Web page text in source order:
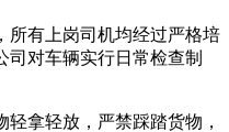
所有上岗司机均经过严格培
对车辆实行日常检查制
拿轻放，严禁踩踏货物，